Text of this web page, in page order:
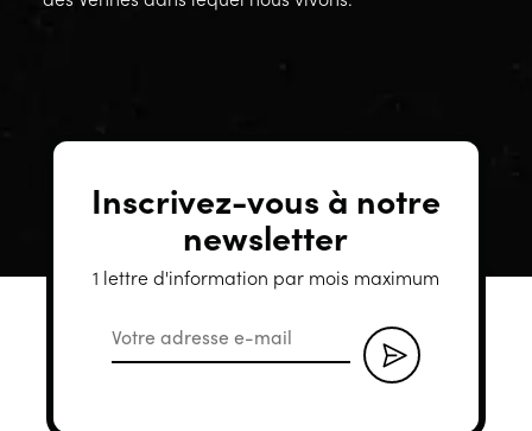
Inscrivez-vous à notre
newsletter
1 lettre d'information par mois maximum